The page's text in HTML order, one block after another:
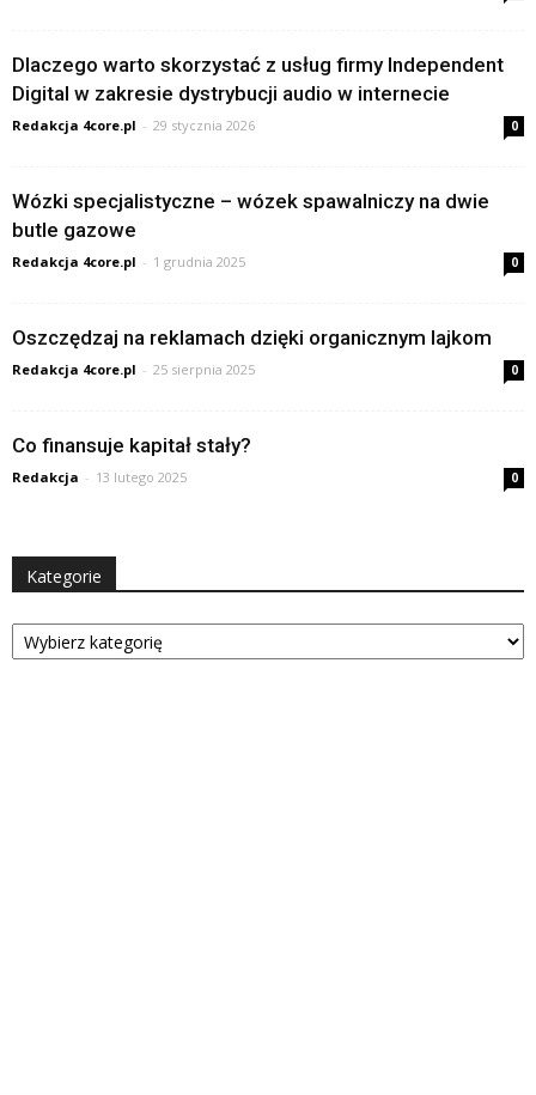
Dlaczego warto skorzystać z usług firmy Independent
Digital w zakresie dystrybucji audio w internecie
Redakcja 4core.pl - 29 stycznia 2026 0
Wózki specjalistyczne – wózek spawalniczy na dwie
butle gazowe
Redakcja 4core.pl - 1 grudnia 2025 0
Oszczędzaj na reklamach dzięki organicznym lajkom
Redakcja 4core.pl - 25 sierpnia 2025 0
Co finansuje kapitał stały?
Redakcja - 13 lutego 2025 0
Kategorie
Kategorie